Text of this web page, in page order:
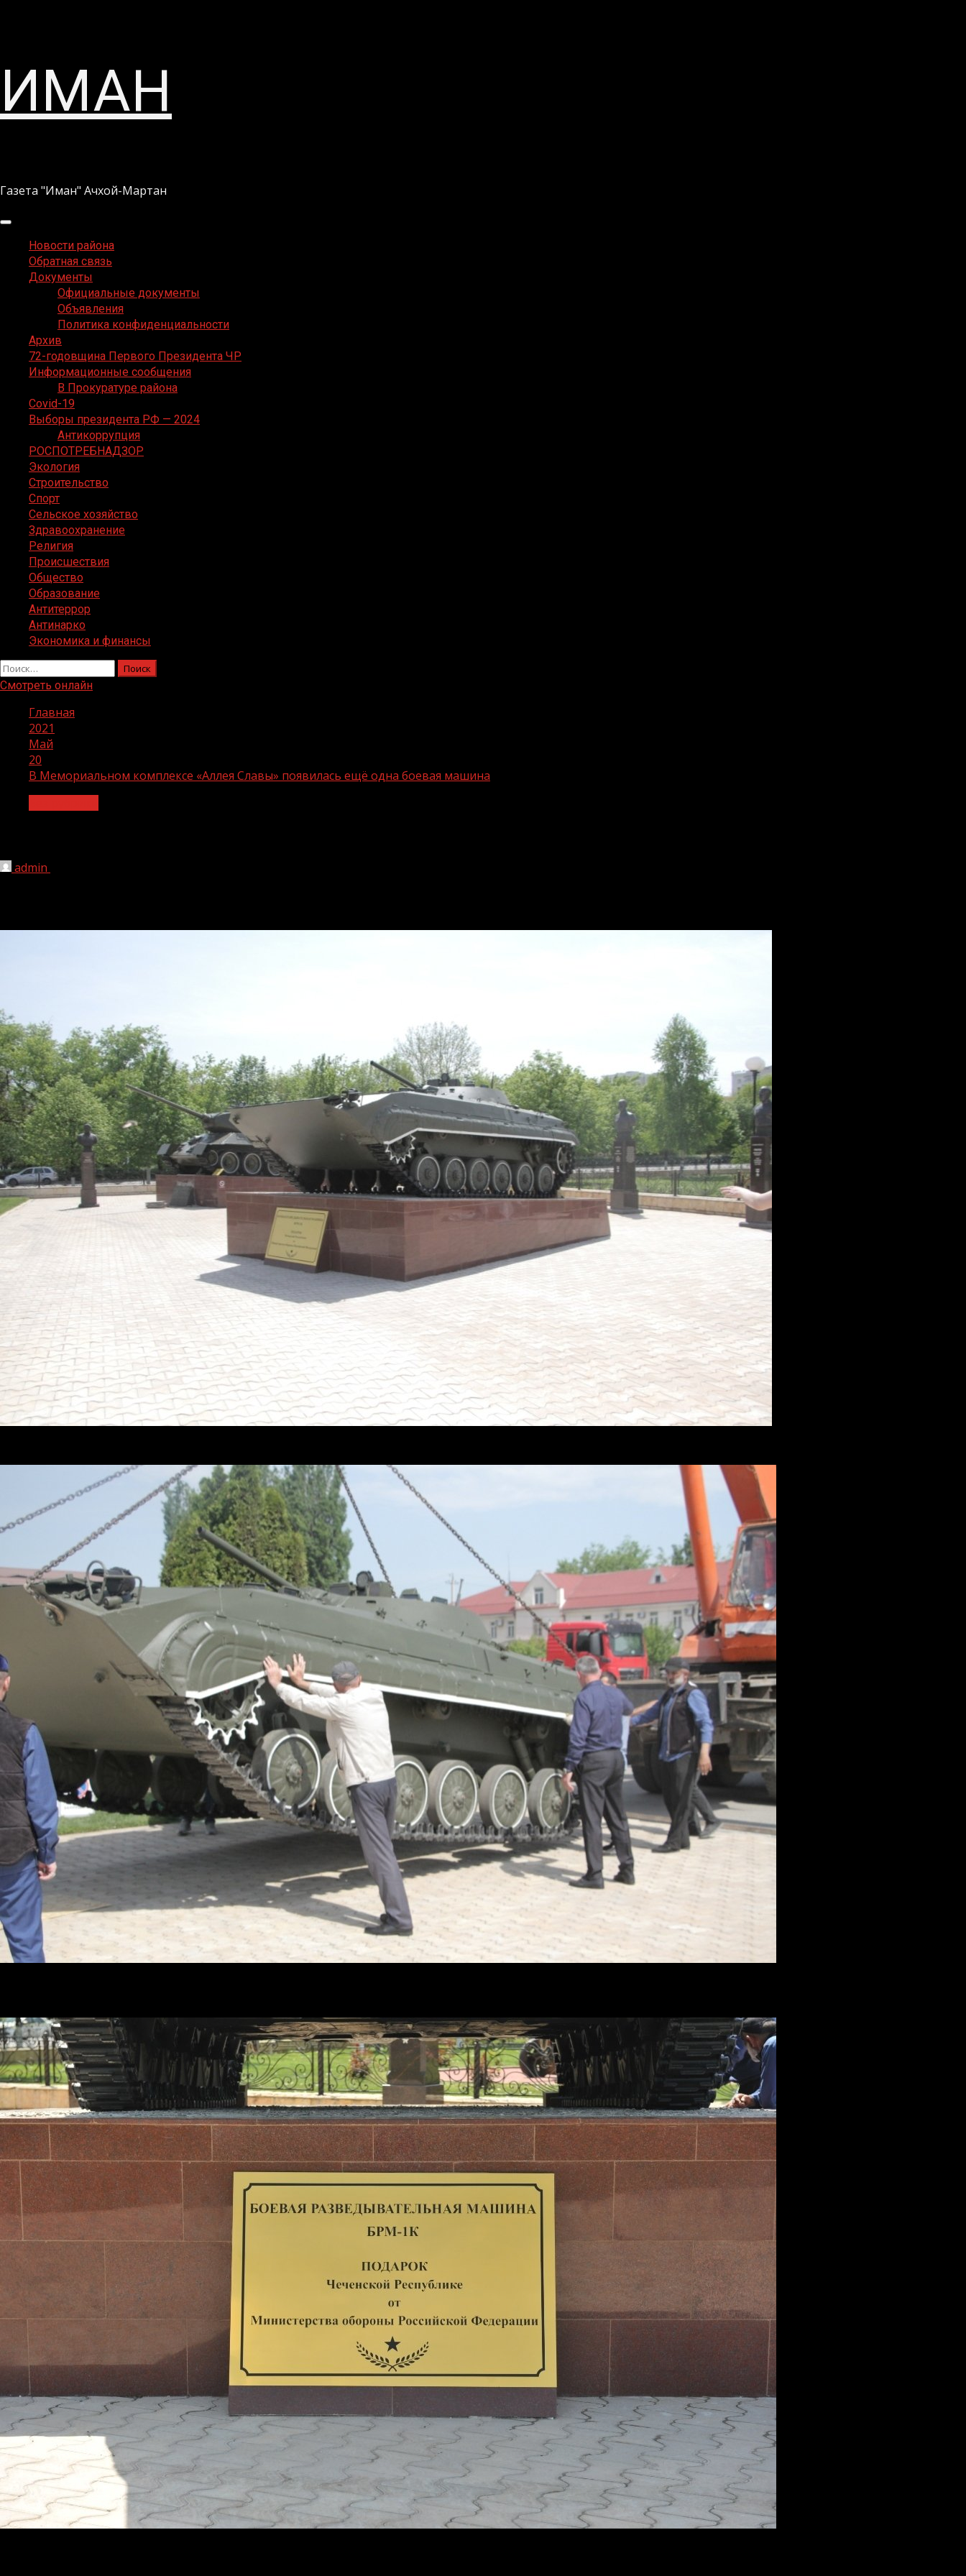
содержимому
ИМАН
Газета "Иман" Ачхой-Мартан
Основное
менюНовости района
Обратная связь
Документы
Официальные документы
Объявления
Политика конфиденциальности
Архив
72-годовщина Первого Президента ЧР
Информационные сообщения
В Прокуратуре района
Covid-19
Выборы президента РФ — 2024
Антикоррупция
РОСПОТРЕБНАДЗОР
Экология
Строительство
Спорт
Сельское хозяйство
Здравоохранение
Религия
Происшествия
Общество
Образование
Антитеррор
Антинарко
Экономика и финансы
Найти:
Смотреть онлайн
Главная
2021
Май
20
В Мемориальном комплексе «Аллея Славы» появилась ещё одна боевая машина
admin